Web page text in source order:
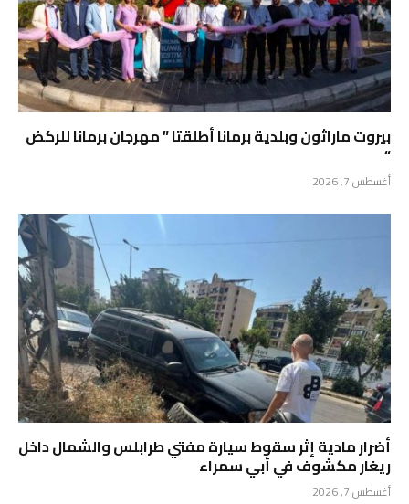
بيروت ماراثون وبلدية برمانا أطلقتا ” مهرجان برمانا للركض
“
أغسطس 7, 2026
أضرار مادية إثر سقوط سيارة مفتي طرابلس والشمال داخل
ريغار مكشوف في أبي سمراء
أغسطس 7, 2026